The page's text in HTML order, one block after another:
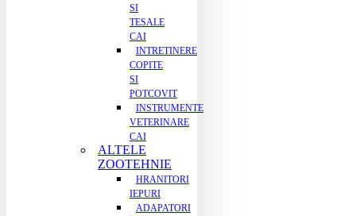
SI
TESALE
CAI
INTRETINERE
COPITE
SI
POTCOVIT
INSTRUMENTE
VETERINARE
CAI
ALTELE
ZOOTEHNIE
HRANITORI
IEPURI
ADAPATORI